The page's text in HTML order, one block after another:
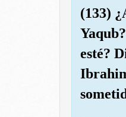
(133)
esté?